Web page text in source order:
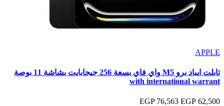
APPLE
تابلت ايباد برو M5 واي فاي بسعة 256 جيجابايت بشاشة 11 بوصة
with international warrant
62,500 EGP
76,563 EGP